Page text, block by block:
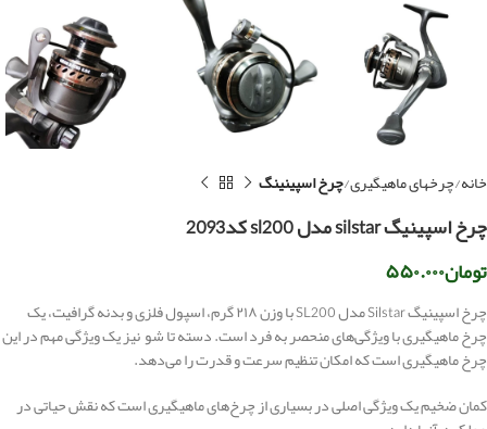
خانه چرخهای ماهیگیری چرخ اسپینینگ
چرخ اسپینیگ silstar مدل sl200 کد2093
تومان۵۵۰.۰۰۰
چرخ اسپینیگ Silstar مدل SL200 با وزن ۲۱۸ گرم، اسپول فلزی و بدنه گرافیت، یک
چرخ ماهیگیری با ویژگی‌های منحصر به فرد است. دسته تا شو نیز یک ویژگی مهم در این
چرخ ماهیگیری است که امکان تنظیم سرعت و قدرت را می‌دهد.
کمان ضخیم یک ویژگی اصلی در بسیاری از چرخ‌های ماهیگیری است که نقش حیاتی در